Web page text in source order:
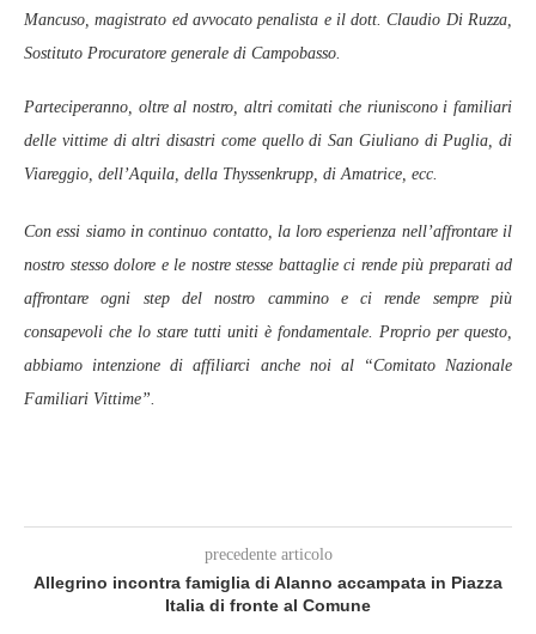
Mancuso, magistrato ed avvocato penalista e il dott. Claudio Di Ruzza,
Sostituto Procuratore generale di Campobasso.
Parteciperanno, oltre al nostro, altri comitati che riuniscono i familiari
delle vittime di altri disastri come quello di San Giuliano di Puglia, di
Viareggio, dell’Aquila, della Thyssenkrupp, di Amatrice, ecc.
Con essi siamo in continuo contatto, la loro esperienza nell’affrontare il
nostro stesso dolore e le nostre stesse battaglie ci rende più preparati ad
affrontare ogni step del nostro cammino e ci rende sempre più
consapevoli che lo stare tutti uniti è fondamentale. Proprio per questo,
abbiamo intenzione di affiliarci anche noi al “Comitato Nazionale
Familiari Vittime”.
precedente articolo
Allegrino incontra famiglia di Alanno accampata in Piazza
Italia di fronte al Comune